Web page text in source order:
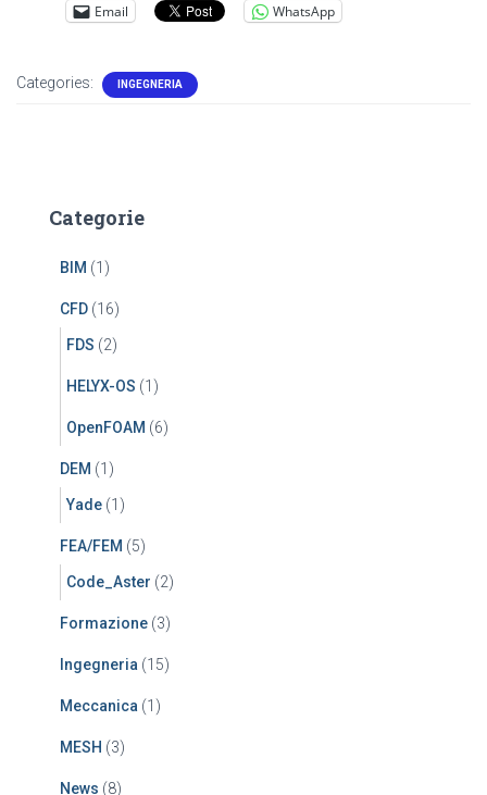
Email WhatsApp
Categories: INGEGNERIA
Categorie
BIM (1)
CFD (16)
FDS (2)
HELYX-OS (1)
OpenFOAM (6)
DEM (1)
Yade (1)
FEA/FEM (5)
Code_Aster (2)
Formazione (3)
Ingegneria (15)
Meccanica (1)
MESH (3)
News (8)